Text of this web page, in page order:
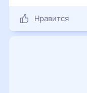
Нравится